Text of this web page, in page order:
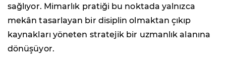
sağlıyor. Mimarlık pratiği bu noktada yalnızca
mekân tasarlayan bir disiplin olmaktan çıkıp
kaynakları yöneten stratejik bir uzmanlık alanına
dönüşüyor.